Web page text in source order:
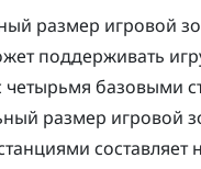
размер игровой
поддерживать
четырьмя базовыми
размер игровой
составляет